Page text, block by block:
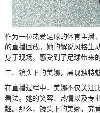
作为一位热爱足球的体育主播
的直播回放。她的解说风格生
身于现场，感受到了足球带来
二、镜头下的美娜，展现独特
在直播过程中，美娜不仅关注
看法。她的笑容、热情以及专
趣。那么，镜头下的美娜，究